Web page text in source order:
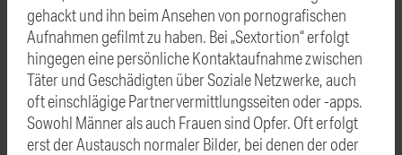
gehackt und ihn beim Ansehen von pornografischen
Aufnahmen gefilmt zu haben. Bei „Sextortion“ erfolgt
hingegen eine persönliche Kontaktaufnahme zwischen
Täter und Geschädigten über Soziale Netzwerke, auch
oft einschlägige Partnervermittlungsseiten oder -apps.
Sowohl Männer als auch Frauen sind Opfer. Oft erfolgt
erst der Austausch normaler Bilder, bei denen der oder